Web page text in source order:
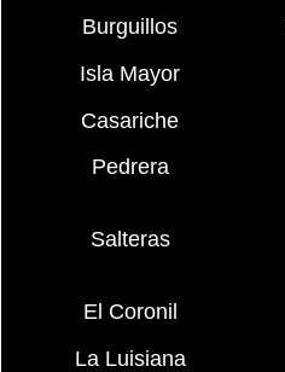
Burguillos
Isla Mayor
Casariche
Pedrera
Salteras
El Coronil
La Luisiana